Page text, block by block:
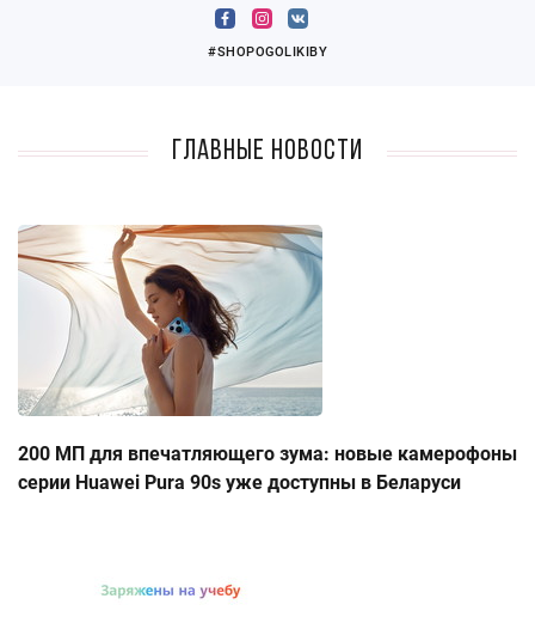
#SHOPOGOLIKIBY
Главные новости
200 МП для впечатляющего зума: новые камерофоны
серии Huawei Pura 90s уже доступны в Беларуси